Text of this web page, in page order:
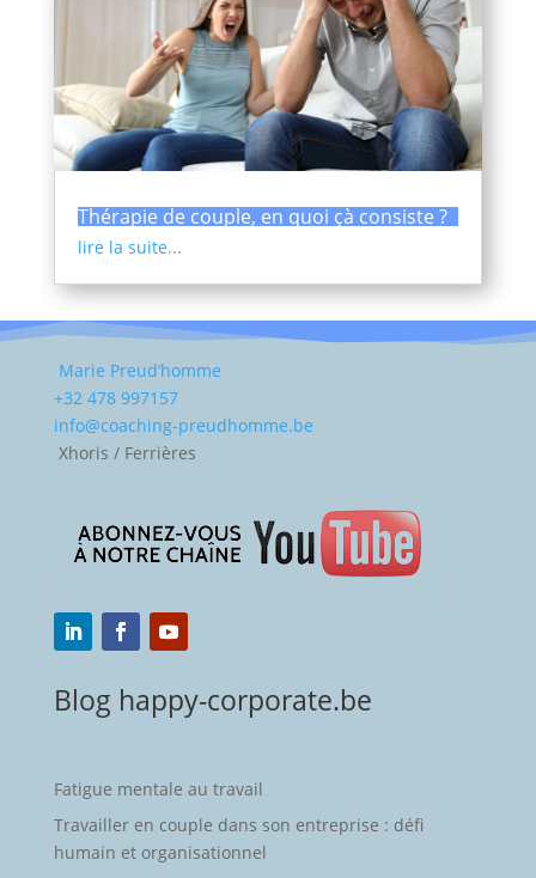
Thérapie de couple, en quoi çà consiste ?
lire la suite...
Marie Preud’homme
+32 478 997157
info@coaching-preudhomme.be
Xhoris / Ferrières
Blog happy-corporate.be
Fatigue mentale au travail
Travailler en couple dans son entreprise : défi
humain et organisationnel